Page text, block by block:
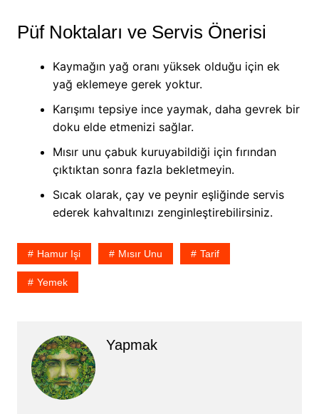
Püf Noktaları ve Servis Önerisi
Kaymağın yağ oranı yüksek olduğu için ek
yağ eklemeye gerek yoktur.
Karışımı tepsiye ince yaymak, daha gevrek bir
doku elde etmenizi sağlar.
Mısır unu çabuk kuruyabildiği için fırından
çıktıktan sonra fazla bekletmeyin.
Sıcak olarak, çay ve peynir eşliğinde servis
ederek kahvaltınızı zenginleştirebilirsiniz.
Hamur Işi Mısır Unu Tarif
Yemek
Yapmak